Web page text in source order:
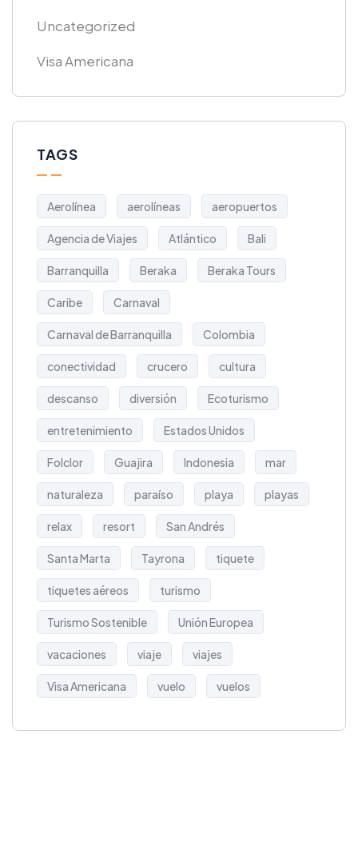
Uncategorized
Visa Americana
TAGS
Aerolínea aerolíneas aeropuertos
Agencia de Viajes Atlántico Bali
Barranquilla Beraka Beraka Tours
Caribe Carnaval
Carnaval de Barranquilla Colombia
conectividad crucero cultura
descanso diversión Ecoturismo
entretenimiento Estados Unidos
Folclor Guajira Indonesia mar
naturaleza paraíso playa playas
relax resort San Andrés
Santa Marta Tayrona tiquete
tiquetes aéreos turismo
Turismo Sostenible Unión Europea
vacaciones viaje viajes
Visa Americana vuelo vuelos